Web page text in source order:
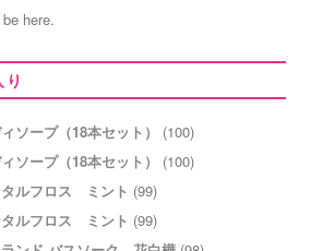
here.
ソープ（18本セット）
(100)
ソープ（18本セット）
(100)
ルフロス ミント (99)
ルフロス ミント (99)